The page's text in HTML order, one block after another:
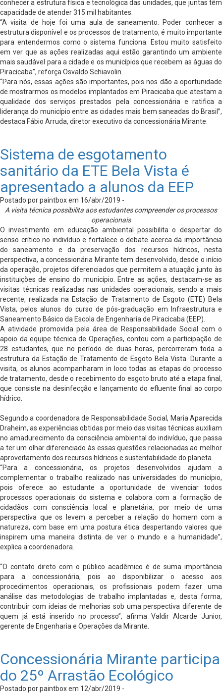
conhecer a estrutura física e tecnológica das unidades, que juntas têm
capacidade de atender 315 mil habitantes.
“A visita de hoje foi uma aula de saneamento. Poder conhecer a
estrutura disponível e os processos de tratamento, é muito importante
para entendermos como o sistema funciona. Estou muito satisfeito
em ver que as ações realizadas aqui estão garantindo um ambiente
mais saudável para a cidade e os municípios que recebem as águas do
Piracicaba”, reforça Osvaldo Schiavolin.
“Para nós, essas ações são importantes, pois nos dão a oportunidade
de mostrarmos os modelos implantados em Piracicaba que atestam a
qualidade dos serviços prestados pela concessionária e ratifica a
liderança do município entre as cidades mais bem saneadas do Brasil”,
destaca Fábio Arruda, diretor executivo da concessionária Mirante.
Sistema de esgotamento
sanitário da ETE Bela Vista é
apresentado a alunos da EEP
Postado por paintbox em 16/abr/2019 -
A visita técnica possibilita aos estudantes compreender os processos
operacionais
O investimento em educação ambiental possibilita o despertar do
senso crítico no indivíduo e fortalece o debate acerca da importância
do saneamento e da preservação dos recursos hídricos, nesta
perspectiva, a concessionária Mirante tem desenvolvido, desde o início
da operação, projetos diferenciados que permitem a atuação junto às
instituições de ensino do município. Entre as ações, destacam-se as
visitas técnicas realizadas nas unidades operacionais, sendo a mais
recente, realizada na Estação de Tratamento de Esgoto (ETE) Bela
Vista, pelos alunos do curso de pós-graduação em Infraestrutura e
Saneamento Básico da Escola de Engenharia de Piracicaba (EEP).
A atividade promovida pela área de Responsabilidade Social com o
apoio da equipe técnica de Operações, contou com a participação de
28 estudantes, que no período de duas horas, percorreram toda a
estrutura da Estação de Tratamento de Esgoto Bela Vista. Durante a
visita, os alunos acompanharam in loco todas as etapas do processo
de tratamento, desde o recebimento do esgoto bruto até a etapa final,
que consiste na desinfecção e lançamento do efluente final ao corpo
hídrico.
Segundo a coordenadora de Responsabilidade Social, Maria Aparecida
Draheim, as experiências obtidas por meio das visitas técnicas auxiliam
no amadurecimento da consciência ambiental do indivíduo, que passa
a ter um olhar diferenciado às essas questões relacionadas ao melhor
aproveitamento dos recursos hídricos e sustentabilidade do planeta.
“Para a concessionária, os projetos desenvolvidos ajudam a
complementar o trabalho realizado nas universidades do município,
pois oferece ao estudante a oportunidade de vivenciar todos
processos operacionais do sistema e colabora com a formação de
cidadãos com consciência local e planetária, por meio de uma
perspectiva que os levem a perceber a relação do homem com a
natureza, com base em uma postura ética despertando valores que
inspirem uma maneira distinta de ver o mundo e a humanidade”,
explica a coordenadora.
“O contato direto com o público acadêmico é de suma importância
para a concessionária, pois ao disponibilizar o acesso aos
procedimentos operacionais, os profissionais podem fazer uma
análise das metodologias de trabalho implantadas e, desta forma,
contribuir com ideias de melhorias sob uma perspectiva diferente de
quem já está inserido no processo”, afirma Valdir Alcarde Junior,
gerente de Engenharia e Operações da Mirante.
Concessionária Mirante participa
do 25º Arrastão Ecológico
Postado por paintbox em 12/abr/2019 -